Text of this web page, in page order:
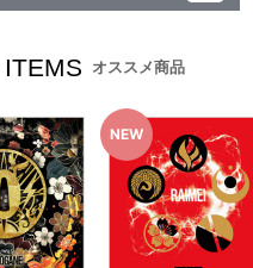
ムワークスオススメ商品